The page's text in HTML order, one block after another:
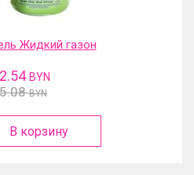
Жидкий газон
BYN
BYN
В корзину